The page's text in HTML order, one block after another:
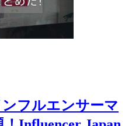
フルエンサーマ